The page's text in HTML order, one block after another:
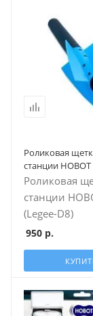
Роликовая
станции
Роликовая
станции
(Legee-D8)
950 р.